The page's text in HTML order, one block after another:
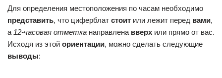
Для определения местоположения по часам необходимо
представить, что циферблат стоит или лежит перед вами,
а 12-часовая отметка направлена вверх или прямо от вас.
Исходя из этой ориентации, можно сделать следующие
выводы: